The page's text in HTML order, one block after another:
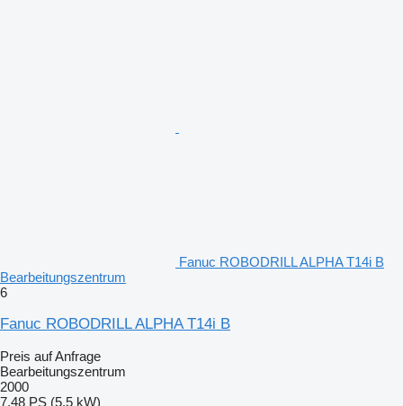
Fanuc ROBODRILL ALPHA T14i B
Bearbeitungszentrum
6
Fanuc ROBODRILL ALPHA T14i B
Preis auf Anfrage
Bearbeitungszentrum
2000
7.48 PS (5.5 kW)